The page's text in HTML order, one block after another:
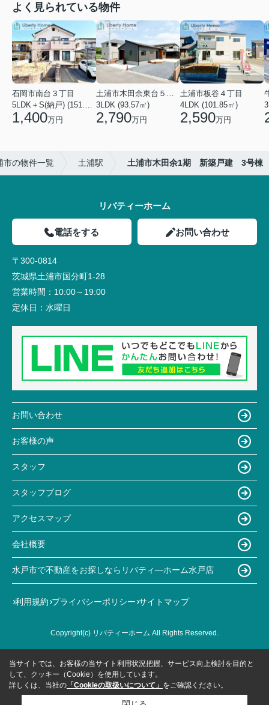
よく見られている物件
石岡市南台３丁目
1,400万円
3LDK (93.57㎡)
2,790万円
土浦市板谷４丁目
4LDK (101.85㎡)
2,590万円
市の物件一覧 土浦駅 土浦市木田余1期 新築戸建 3号棟
リバティーホーム
電話をする お問い合わせ
〒300-0814
茨城県土浦市国分町1-28
営業時間： 10:00～19:00
定休日： 水曜日
お問い合わせ
お客様の声
スタッフ
スタッフブログ
アクセスマップ
会社概要
水戸市で不動産をお探しならリバティ―ホーム水戸店
利用規約 プライバシーポリシー サイトマップ
Copyright(c) リバティーホーム All Rights Reserved.
当サイトでは、お客様の当サイト利用状況把握、サービス向上検討を目的と
して、クッキー（Cookie）を使用しています。
詳しくは、当社の 「Cookieの取扱いについて」 をご確認ください。